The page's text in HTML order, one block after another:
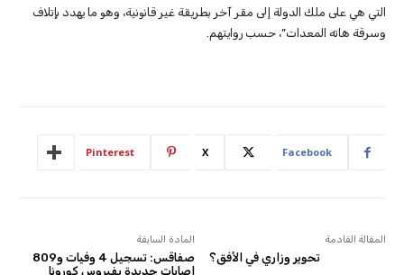
التي هي على ملك الدولة إلى مقر آخر بطريقة غير قانونية، وهو ما يهدد بإتلاف
وسرقة هاته المعدات”، حسب روايتهم.
Facebook
X
Pinterest
المادة السابقة
صفاقس: تسجيل 4 وفيات و809
اصابات جديدة بفيروس كورونا
المقالة القادمة
تحوير وزاري في الأفق؟